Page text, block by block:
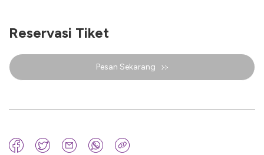
Reservasi Tiket
Pesan Sekarang